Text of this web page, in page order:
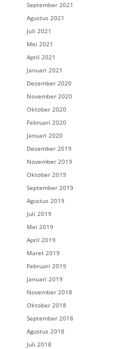
September 2021
Agustus 2021
Juli 2021
Mei 2021
April 2021
Januari 2021
Desember 2020
November 2020
Oktober 2020
Februari 2020
Januari 2020
Desember 2019
November 2019
Oktober 2019
September 2019
Agustus 2019
Juli 2019
Mei 2019
April 2019
Maret 2019
Februari 2019
Januari 2019
November 2018
Oktober 2018
September 2018
Agustus 2018
Juli 2018